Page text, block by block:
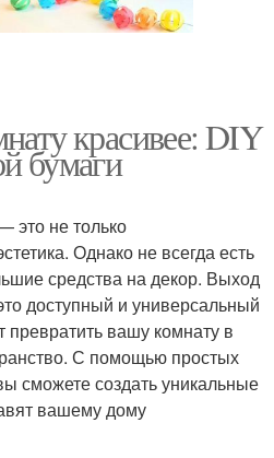
красивее: DIY
бумаги
это не только
Однако не всегда есть
средства на декор. Выход
доступный и универсальный
вашу комнату в
С помощью простых
сможете создать уникальные
вашему дому